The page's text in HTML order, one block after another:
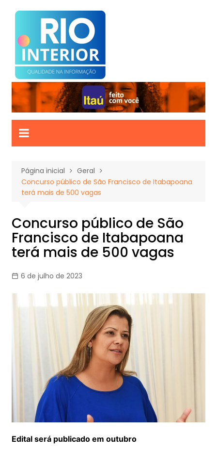
para
conteúdo
Página inicial
Geral
Concurso público de São Francisco de Itabapoana
terá mais de 500 vagas
Concurso público de São
Francisco de Itabapoana
terá mais de 500 vagas
6 de julho de 2023
Edital será publicado em outubro